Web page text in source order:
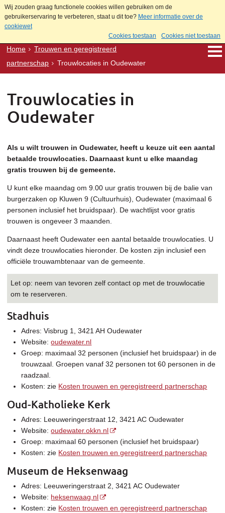
Wij zouden graag functionele cookies willen gebruiken om de
gebruikerservaring te verbeteren, staat u dit toe? Meer informatie over de
cookiewet
Cookies toestaan
Cookies niet toestaan
Home
Trouwen en geregistreerd
partnerschap
Trouwlocaties in Oudewater
Trouwlocaties in
Oudewater
Als u wilt trouwen in Oudewater, heeft u keuze uit een aantal
betaalde trouwlocaties. Daarnaast kunt u elke maandag
gratis trouwen bij de gemeente.
U kunt elke maandag om 9.00 uur gratis trouwen bij de balie van
burgerzaken op Kluwen 9 (Cultuurhuis), Oudewater (maximaal 6
personen inclusief het bruidspaar). De wachtlijst voor gratis
trouwen is ongeveer 3 maanden.
Daarnaast heeft Oudewater een aantal betaalde trouwlocaties. U
vindt deze trouwlocaties hieronder. De kosten zijn inclusief een
officiële trouwambtenaar van de gemeente.
Let op: neem van tevoren zelf contact op met de trouwlocatie
om te reserveren.
Stadhuis
Adres: Visbrug 1, 3421 AH Oudewater
Website:oudewater.nl
Groep: maximaal 32 personen (inclusief het bruidspaar) in de
trouwzaal. Groepen vanaf 32 personen tot 60 personen in de
raadzaal.
Kosten: zie Kosten trouwen en geregistreerd partnerschap
Oud-Katholieke Kerk
Adres: Leeuweringerstraat 12, 3421 AC Oudewater
Website:oudewater.okkn.nl
Groep: maximaal 60 personen (inclusief het bruidspaar)
Kosten: zie Kosten trouwen en geregistreerd partnerschap
Museum de Heksenwaag
Adres: Leeuweringerstraat 2, 3421 AC Oudewater
Website: heksenwaag.nl
Kosten: zie Kosten trouwen en geregistreerd partnerschap